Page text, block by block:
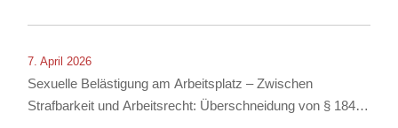
7. April 2026
Sexuelle Belästigung am Arbeitsplatz – Zwischen
Strafbarkeit und Arbeitsrecht: Überschneidung von § 184i